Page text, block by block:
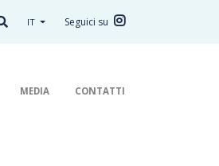
IT Seguici su
MEDIA CONTATTI